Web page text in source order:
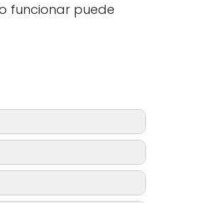
funcionar puede